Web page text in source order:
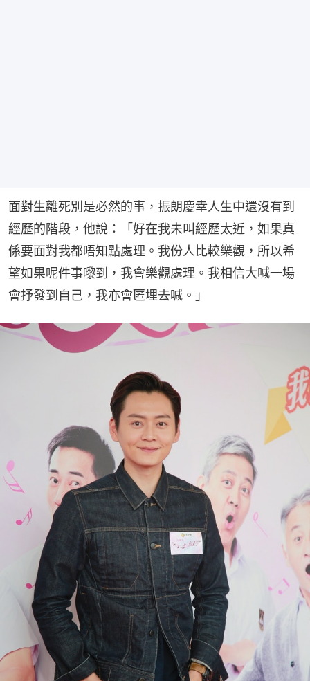
面對生離死別是必然的事，振朗慶幸人生中還沒有到
經歷的階段，他說：「好在我未叫經歷太近，如果真
係要面對我都唔知點處理。我份人比較樂觀，所以希
望如果呢件事嚟到，我會樂觀處理。我相信大喊一場
會抒發到自己，我亦會匿埋去喊。」